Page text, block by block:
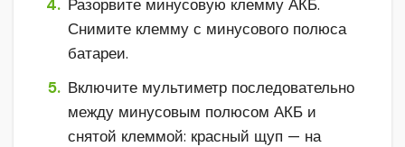
Разорвите минусовую клемму АКБ.
Снимите клемму с минусового полюса
батареи.
Включите мультиметр последовательно
между минусовым полюсом АКБ и
снятой клеммой: красный щуп — на